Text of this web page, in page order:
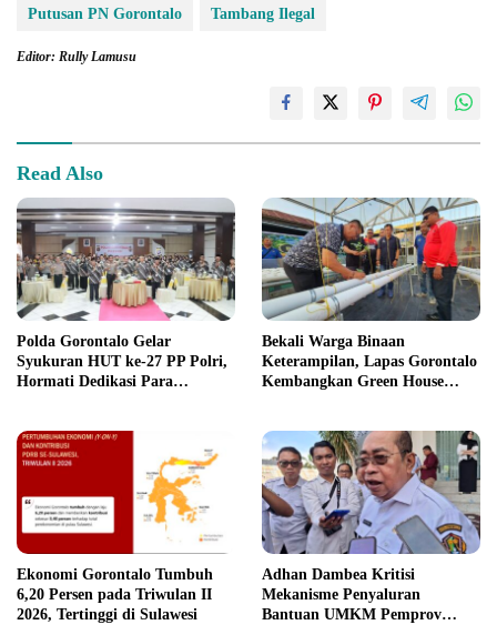
Putusan PN Gorontalo Tambang Ilegal
Editor: Rully Lamusu
Read Also
Polda Gorontalo Gelar
Syukuran HUT ke-27 PP Polri,
Hormati Dedikasi Para
Bekali Warga Binaan
Keterampilan, Lapas Gorontalo
Kembangkan Green House
Ekonomi Gorontalo Tumbuh
6,20 Persen pada Triwulan II
2026, Tertinggi di Sulawesi
Adhan Dambea Kritisi
Mekanisme Penyaluran
Bantuan UMKM Pemprov